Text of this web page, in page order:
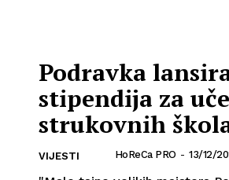
Podravka
stipendija za
strukovnih
VIJESTI HoReCa PRO - 13/12/